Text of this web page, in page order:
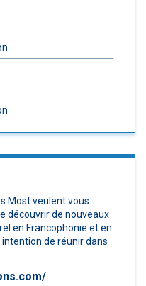
Most veulent vous
découvrir de nouveaux
en Francophonie et en
de réunir dans